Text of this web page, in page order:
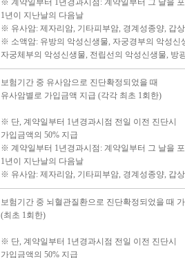
※ 계약일부터 1년경과시점: 계약일부터 그 날을
1년이 지난날의 다음날
※ 유사암: 제자리암, 기타피부암, 경계성종양, 갑
※ 소액암: 유방의 악성신생물, 자궁경부의 악성신
자궁체부의 악성신생물, 전립선의 악성신생물, 방
보험기간 중 유사암으로 진단확정되었을 때
유사암별로 가입금액 지급 (각각 최초 1회한)
※ 단, 계약일부터 1년경과시점 전일 이전 진단시
가입금액의 50% 지급
※ 계약일부터 1년경과시점: 계약일부터 그 날을
1년이 지난날의 다음날
※ 유사암: 제자리암, 기타피부암, 경계성종양, 갑
보험기간 중 뇌혈관질환으로 진단확정되었을 때
(최초 1회한)
※ 단, 계약일부터 1년경과시점 전일 이전 진단시
가입금액의 50% 지급